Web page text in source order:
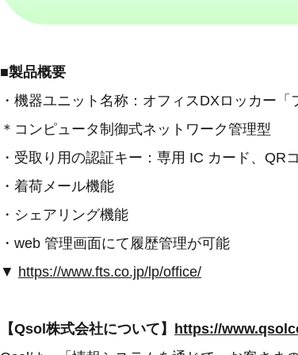
■製品概要
・機器ユニット名称：オフィスDXロッカー「
＊コンピュータ制御式ネットワーク管理型
・受取り用の認証キー：専用 IC カード、QR
・着荷メール機能
・シェアリング機能
・web 管理画面にて履歴管理が可能
▼ https://www.fts.co.jp/lp/office/
【Qsol株式会社について】
https://